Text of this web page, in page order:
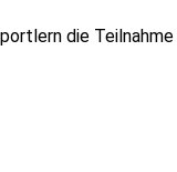
die Teilnahme